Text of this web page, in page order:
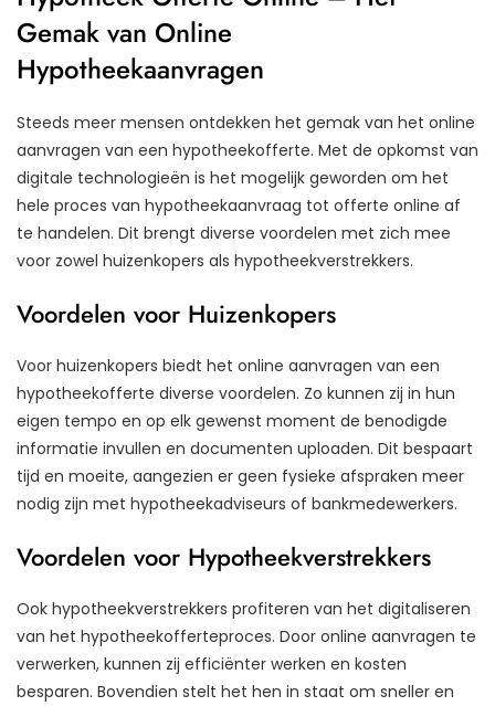
Gemak van Online
Hypotheekaanvragen
Steeds meer mensen ontdekken het gemak van het online
aanvragen van een hypotheekofferte. Met de opkomst van
digitale technologieën is het mogelijk geworden om het
hele proces van hypotheekaanvraag tot offerte online af
te handelen. Dit brengt diverse voordelen met zich mee
voor zowel huizenkopers als hypotheekverstrekkers.
Voordelen voor Huizenkopers
Voor huizenkopers biedt het online aanvragen van een
hypotheekofferte diverse voordelen. Zo kunnen zij in hun
eigen tempo en op elk gewenst moment de benodigde
informatie invullen en documenten uploaden. Dit bespaart
tijd en moeite, aangezien er geen fysieke afspraken meer
nodig zijn met hypotheekadviseurs of bankmedewerkers.
Voordelen voor Hypotheekverstrekkers
Ook hypotheekverstrekkers profiteren van het digitaliseren
van het hypotheekofferteproces. Door online aanvragen te
verwerken, kunnen zij efficiënter werken en kosten
besparen. Bovendien stelt het hen in staat om sneller en